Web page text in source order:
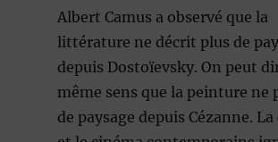
Albert Camus a observé que la
littérature ne décrit plus de
depuis Dostoïevsky. On peut
même sens que la peinture ne
de paysage depuis Cézanne.